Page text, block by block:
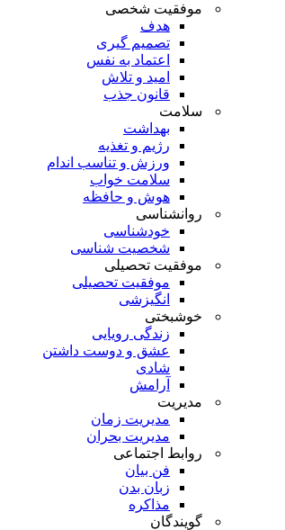
موفقیت شخصی
هدف
تصمیم گیری
اعتماد به نفس
امید و تلاش
قانون جذب
سلامت
بهداشت
رژیم و تغذیه
ورزش و تناسب اندام
سلامت خواب
هوش و حافظه
روانشناسی
خودشناسی
شخصیت شناسی
موفقیت تحصیلی
موفقیت تحصیلی
انگیزشی
خوشبختی
زندگی رویایی
عشق و دوست داشتن
شادی
آرامش
مدیریت
مدیریت زمان
مدیریت بحران
روابط اجتماعی
فن بیان
زبان بدن
مذاکره
گویندگان